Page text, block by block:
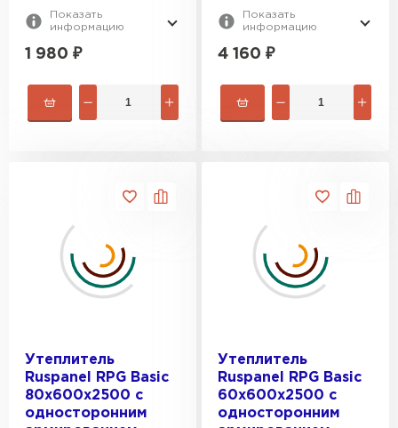
Показать
информацию
1 980 ₽
Показать
информацию
4 160 ₽
Утеплитель
Ruspanel RPG Basic
80х600х2500 с
односторонним
Утеплитель
Ruspanel RPG Basic
60х600х2500 с
односторонним
Сэндвич-панели
Утеплитель Baswool
ПЕРЕЙТИ